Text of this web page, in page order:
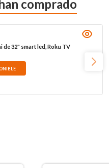
comprado
de 32" smart led, Roku TV